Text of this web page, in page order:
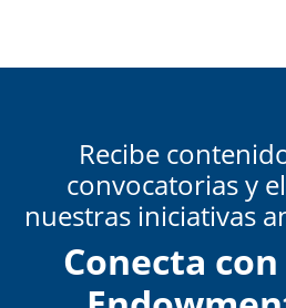
Recibe
convocatorias y
nuestras iniciativas
Conecta con